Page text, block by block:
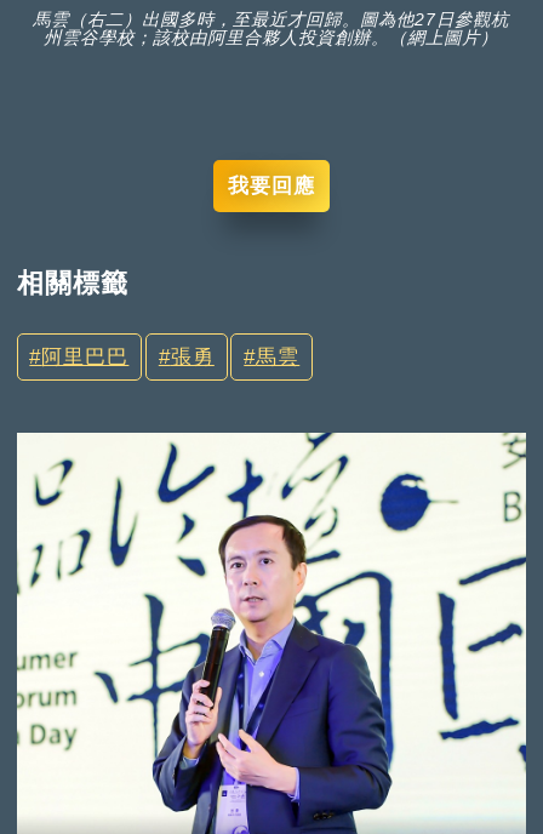
馬雲（右二）出國多時，至最近才回歸。圖為他27日參觀杭
州雲谷學校；該校由阿里合夥人投資創辦。（網上圖片）
我要回應
相關標籤
阿里巴巴 張勇 馬雲